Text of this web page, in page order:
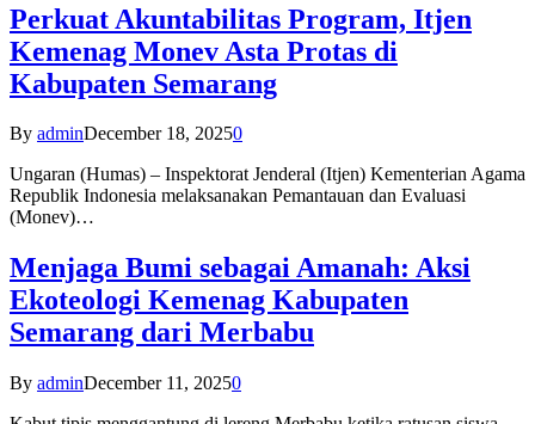
Perkuat Akuntabilitas Program, Itjen
Kemenag Monev Asta Protas di
Kabupaten Semarang
By adminDecember 18, 20250
Ungaran (Humas) – Inspektorat Jenderal (Itjen) Kementerian Agama
Republik Indonesia melaksanakan Pemantauan dan Evaluasi
(Monev)…
Menjaga Bumi sebagai Amanah: Aksi
Ekoteologi Kemenag Kabupaten
Semarang dari Merbabu
By adminDecember 11, 20250